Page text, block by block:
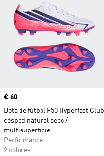
Precio
€ 60
Bota de fútbol F50 Hyperfast Club
césped natural seco /
multisuperficie
Performance
2 colores